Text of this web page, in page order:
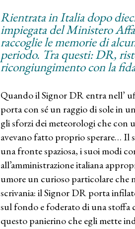
Rientrata in Italia dopo
impiegata del Ministero
raccoglie le memorie di
periodo. Tra questi: DR,
ricongiungimento con la
Quando il Signor DR entra nell’
porta con sé un raggio di sole in
gli sforzi dei meteorologi che con
avevano fatto proprio sperare… Il
una fronte spaziosa, i suoi modi
all’amministrazione italiana
umore un curioso particolare che
scrivania: il Signor DR porta
sul fondo e foderato di una stoffa
questo panierino che egli mette